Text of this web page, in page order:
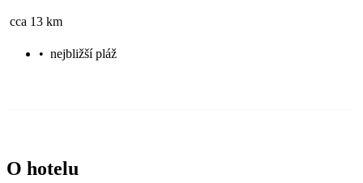
cca 13 km
• nejbližší pláž
O hotelu